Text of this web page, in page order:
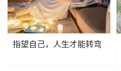
指望自己，人生才能转弯